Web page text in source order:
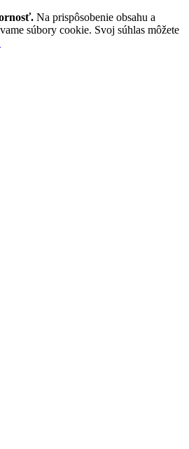
Na prispôsobenie obsahu a
súbory cookie. Svoj súhlas môžete